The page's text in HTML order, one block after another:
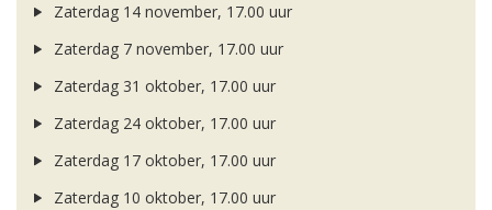
Zaterdag 14 november, 17.00 uur
Zaterdag 7 november, 17.00 uur
Zaterdag 31 oktober, 17.00 uur
Zaterdag 24 oktober, 17.00 uur
Zaterdag 17 oktober, 17.00 uur
Zaterdag 10 oktober, 17.00 uur